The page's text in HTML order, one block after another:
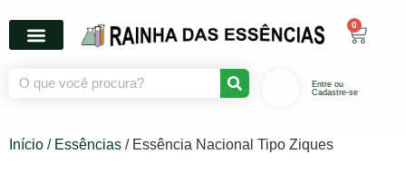
0
Entre ou
Cadastre-se
Início / Essências / Essência Nacional Tipo Ziques